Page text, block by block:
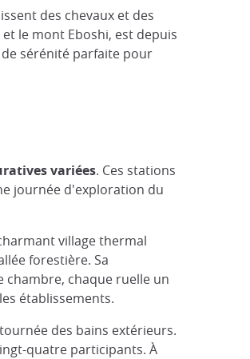
des chevaux et des
le mont Eboshi, est depuis
sérénité parfaite pour
variées. Ces stations
journée d'exploration du
village thermal
forestière. Sa
chaque ruelle un
établissements.
des bains extérieurs.
quatre participants. À